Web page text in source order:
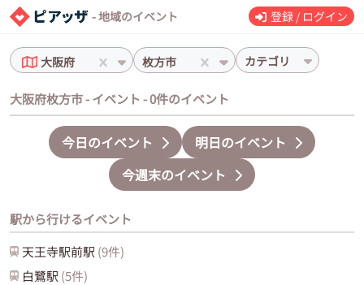
- 地域のイベント 登録 / ログイン
大阪府 枚方市 カテゴリ
大阪府枚方市 - イベント - 0件のイベント
今日のイベント
明日のイベント
今週末のイベント
駅から行けるイベント
天王寺駅前駅 (9件)
白鷺駅 (5件)